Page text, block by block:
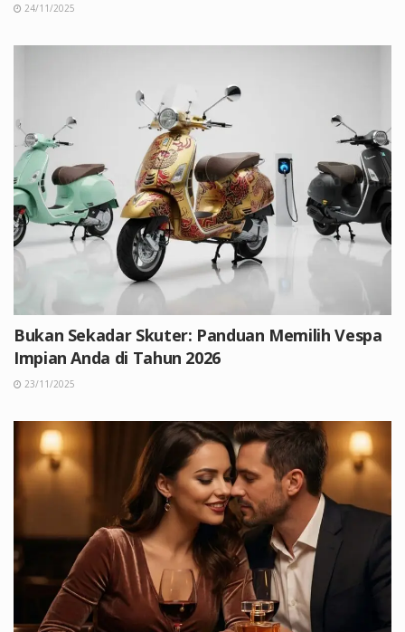
24/11/2025
Bukan Sekadar Skuter: Panduan Memilih Vespa
Impian Anda di Tahun 2026
23/11/2025